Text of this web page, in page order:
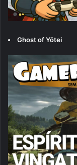
Ghost of Yōtei